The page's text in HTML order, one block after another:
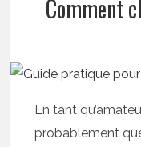
Comment
En tant
probablement